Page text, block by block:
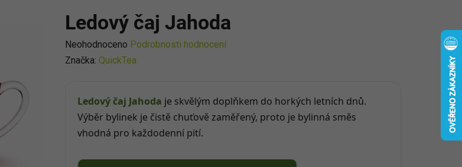
Ledový čaj Jahoda
Průměrné
hodnocení
Neohodnoceno Podrobnosti hodnocení
Značka: QuickTea
Ledový čaj Jahoda je skvělým doplňkem do horkých letních dnů.
Výběr bylinek je čistě chuťově zaměřený, proto je bylinná směs
vhodná pro každodenní pití.